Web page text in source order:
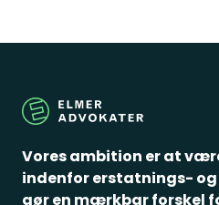
Crossborder
Spørgsmål
Vores ambition er at
indenfor erstatnings-
gør en mærkbar forskel